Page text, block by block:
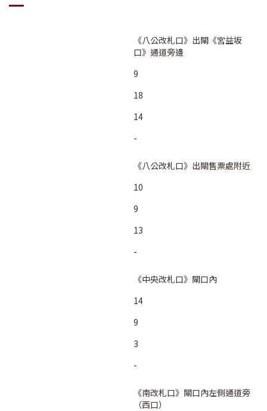
《八公改札口》出閘《宮益坂
口》通道旁邊
9
18
14
-
《八公改札口》出閘售票處附近
10
9
13
-
《中央改札口》閘口內
14
9
3
-
《南改札口》閘口內左側通道旁
（西口）